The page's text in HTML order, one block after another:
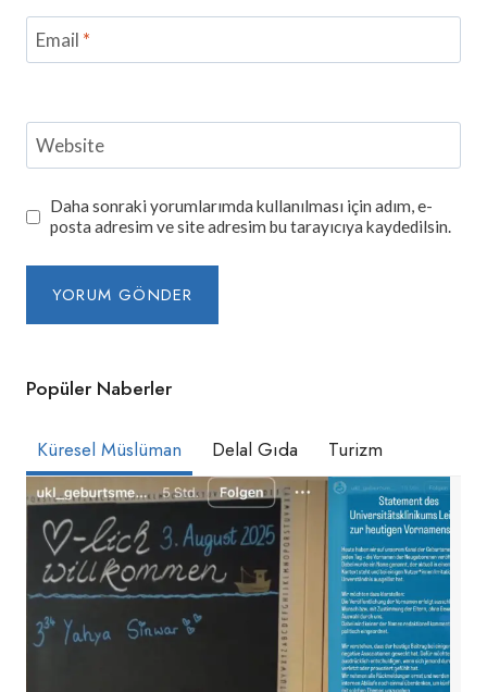
Email *
Website
Daha sonraki yorumlarımda kullanılması için adım, e-
posta adresim ve site adresim bu tarayıcıya kaydedilsin.
Popüler Naberler
Küresel Müslüman Delal Gıda Turizm